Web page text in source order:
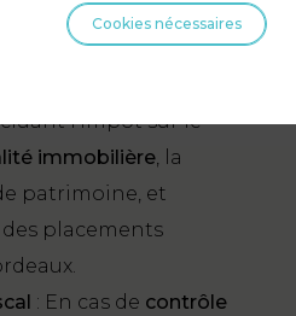
en Gironde
conseils en
l’impôt sur le
immobilière, la
patrimoine, et
placements
: En cas de contrôle
Cookies nécessaires